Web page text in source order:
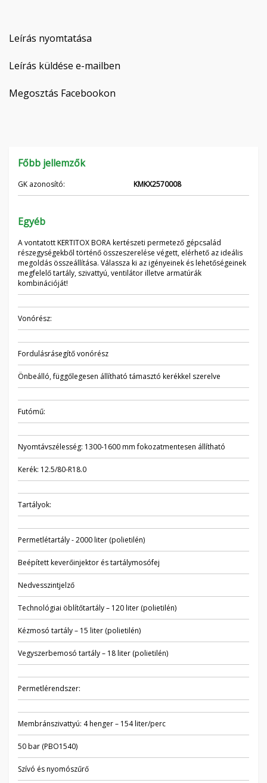
Українська
Leírás nyomtatása
Leírás küldése e-mailben
Megosztás Facebookon
Főbb jellemzők
GK azonosító: KMKX2570008
Egyéb
A vontatott KERTITOX BORA kertészeti permetező gépcsalád
részegységekből történő összeszerelése végett, elérhető az ideális
megoldás összeállítása. Válassza ki az igényeinek és lehetőségeinek
megfelelő tartály, szivattyú, ventilátor illetve armatúrák
kombinációját!
Vonórész:
Fordulásrásegítő vonórész
Önbeálló, függőlegesen állítható támasztó kerékkel szerelve
Futómű:
Nyomtávszélesség: 1300-1600 mm fokozatmentesen állítható
Kerék: 12.5/80-R18.0
Tartályok:
Permetlétartály - 2000 liter (polietilén)
Beépített keverőinjektor és tartálymosófej
Nedvesszintjelző
Technológiai öblítőtartály – 120 liter (polietilén)
Kézmosó tartály – 15 liter (polietilén)
Vegyszerbemosó tartály – 18 liter (polietilén)
Permetlérendszer:
Membránszivattyú: 4 henger – 154 liter/perc
50 bar (PBO1540)
Szívó és nyomószűrő